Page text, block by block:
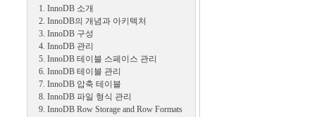
1. InnoDB 소개
2. InnoDB의 개념과 아키텍처
3. InnoDB 구성
4. InnoDB 관리
5. InnoDB 테이블 스페이스 관리
6. InnoDB 테이블 관리
7. InnoDB 압축 테이블
8. InnoDB 파일 형식 관리
9. InnoDB Row Storage and Row Formats